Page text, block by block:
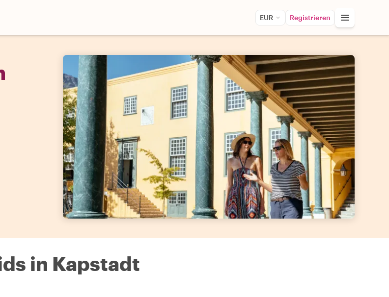
EUR Registrieren
in Kapstadt